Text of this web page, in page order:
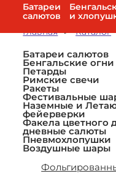
Батареи
салютов
и
Главная
Каталог
Батареи салютов
Малые салюты
Большие
Высотные
Фонтан +
Бенгальские
Хлопушки
Петарды
Петарды
Римские свечи
Римские свечи
Римские
Ракеты
Мини-ракеты
Средние
Наборы ракет
Фестивальные
Наземные и
фейерверки
Наземные
Летающие
Факела цветного
дневные салюты
Дневные
Цветной дым
Фонтаны для
Гендер пати
Пневмохлопушки
Воздушные шары
Гранаты